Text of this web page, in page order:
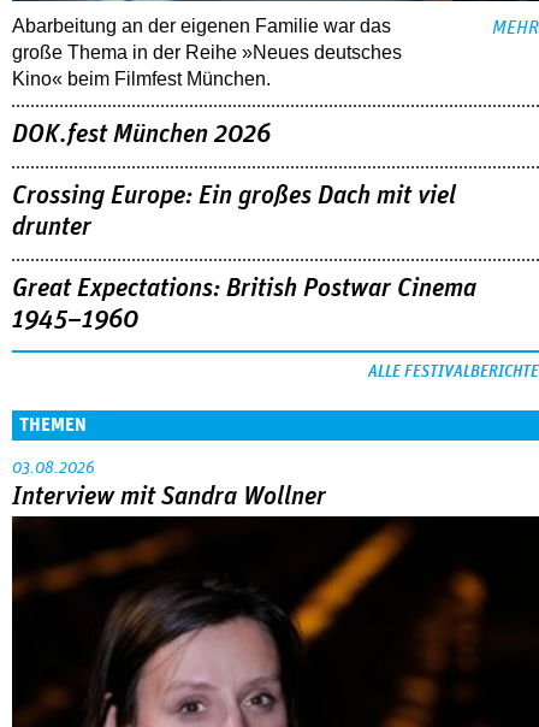
Crossing Europe: Ein großes Dach mit viel
drunter
Great Expectations: British Postwar Cinema
1945–1960
ALLE FESTIVALBERICHTE
03.08.2026
Interview mit Sandra Wollner
Sandra Wollners »Everytime« war einer der